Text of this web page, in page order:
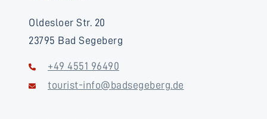
Oldesloer Str. 20
23795 Bad Segeberg
+49 4551 96490
tourist-info@badsegeberg.de